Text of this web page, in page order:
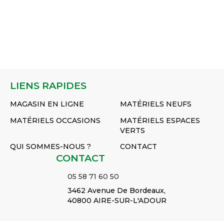
LIENS RAPIDES
MAGASIN EN LIGNE
MATÉRIELS NEUFS
MATÉRIELS OCCASIONS
MATÉRIELS ESPACES
VERTS
QUI SOMMES-NOUS ?
CONTACT
CONTACT
05 58 71 60 50
3462 Avenue De Bordeaux,
40800 AIRE-SUR-L'ADOUR